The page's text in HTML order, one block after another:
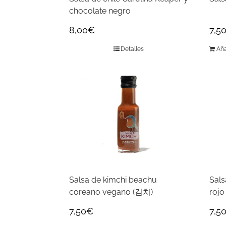
chocolate negro
8,00€
Detalles
7,50
Salsa de kimchi beachu
coreano vegano (김치)
7,50€
rojo
7,50